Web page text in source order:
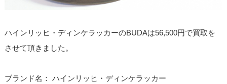
ハインリッヒ・ディンケラッカーのBUDAは56,500円で買取を
させて頂きました。
ブランド名： ハインリッヒ・ディンケラッカー